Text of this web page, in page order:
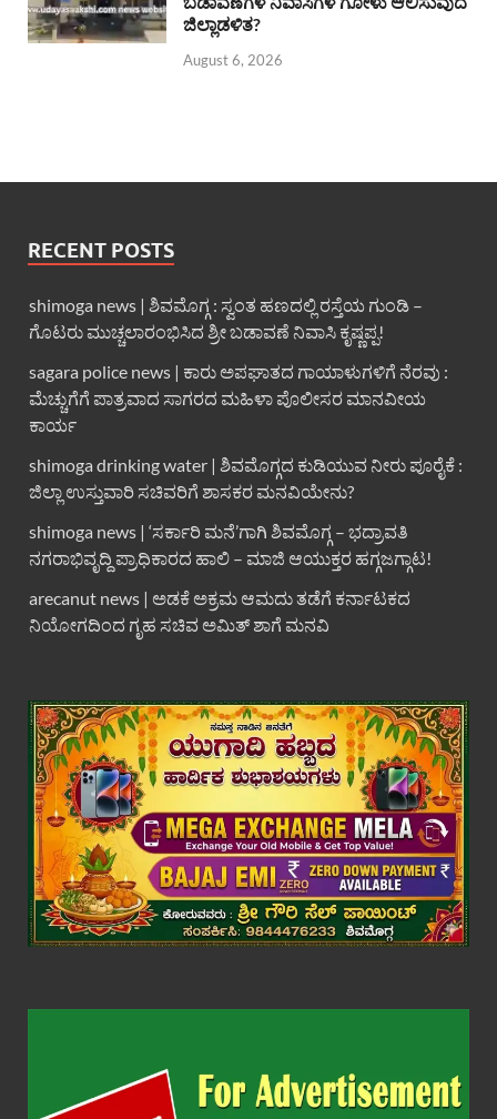
ಜಿಲ್ಲಾಡಳಿತ?
August 6, 2026
RECENT POSTS
shimoga news | ಶಿವಮೊಗ್ಗ : ಸ್ವಂತ ಹಣದಲ್ಲಿ ರಸ್ತೆಯ ಗುಂಡಿ –
ಗೊಟರು ಮುಚ್ಚಲಾರಂಭಿಸಿದ ಶ್ರೀ ಬಡಾವಣೆ ನಿವಾಸಿ ಕೃಷ್ಣಪ್ಪ!
sagara police news | ಕಾರು ಅಪಘಾತದ ಗಾಯಾಳುಗಳಿಗೆ ನೆರವು :
ಮೆಚ್ಚುಗೆಗೆ ಪಾತ್ರವಾದ ಸಾಗರದ ಮಹಿಳಾ ಪೊಲೀಸರ ಮಾನವೀಯ
ಕಾರ್ಯ
shimoga drinking water | ಶಿವಮೊಗ್ಗದ ಕುಡಿಯುವ ನೀರು ಪೂರೈಕೆ :
ಜಿಲ್ಲಾ ಉಸ್ತುವಾರಿ ಸಚಿವರಿಗೆ ಶಾಸಕರ ಮನವಿಯೇನು?
shimoga news | ‘ಸರ್ಕಾರಿ ಮನೆ’ಗಾಗಿ ಶಿವಮೊಗ್ಗ – ಭದ್ರಾವತಿ
ನಗರಾಭಿವೃದ್ದಿ ಪ್ರಾಧಿಕಾರದ ಹಾಲಿ – ಮಾಜಿ ಆಯುಕ್ತರ ಹಗ್ಗಜಗ್ಗಾಟ!
arecanut news | ಅಡಕೆ ಅಕ್ರಮ ಆಮದು ತಡೆಗೆ ಕರ್ನಾಟಕದ
ನಿಯೋಗದಿಂದ ಗೃಹ ಸಚಿವ ಅಮಿತ್ ಶಾಗೆ ಮನವಿ